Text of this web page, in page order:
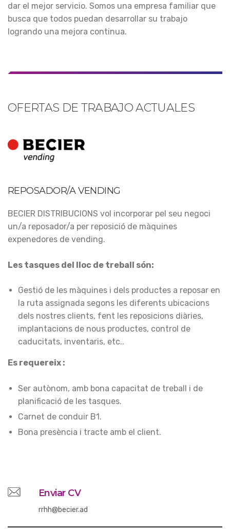
dar el mejor servicio. Somos una empresa familiar que
busca que todos puedan desarrollar su trabajo
logrando una mejora continua.
OFERTAS DE TRABAJO ACTUALES
REPOSADOR/AVENDING
BECIER DISTRIBUCIONS vol incorporar pel seu negoci
un/a reposador/a per reposició de màquines
expenedores de vending.
Les tasques del lloc de treball són:
Gestió de les màquines i dels productes a reposar en
la ruta assignada segons les diferents ubicacions
dels nostres clients, fent les reposicions diàries,
implantacions de nous productes, control de
caducitats, inventaris, etc..
Es requereix :
Ser autònom, amb bona capacitat de treball i de
planificació de les tasques.
Carnet de conduir B1.
Bona presència i tracte amb el client.
Enviar CV
rrhh@becier.ad